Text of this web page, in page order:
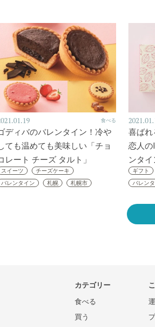
食べる
ディバのバレンタイン！冷や
ても温めても美味しい「チョ
レート チーズ タルト」
スイーツ
チーズケーキ
バレンタイン
札幌 札幌市
喜ばれ
恋人の
ンタ
ギフト
バレン
カテゴリー
食べる
買う